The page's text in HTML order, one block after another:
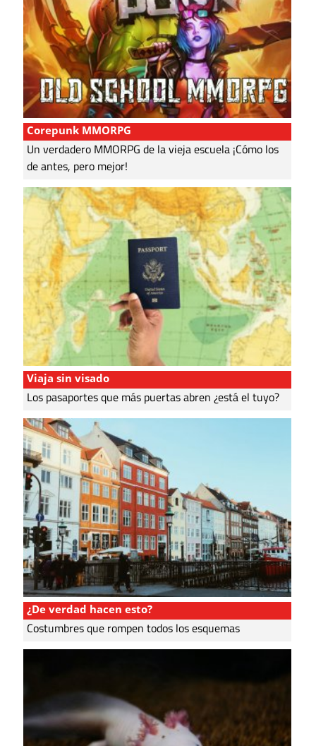
Corepunk MMORPG
Un verdadero MMORPG de la vieja escuela ¡Cómo los
de antes, pero mejor!
Viaja sin visado
Los pasaportes que más puertas abren ¿está el tuyo?
¿De verdad hacen esto?
Costumbres que rompen todos los esquemas